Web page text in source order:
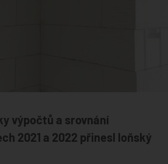
výpočtů a srovnání
2021 a 2022 přinesl loňský